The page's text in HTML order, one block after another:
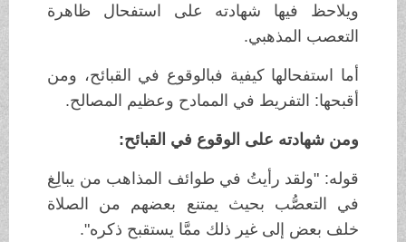
ويلاحظ فيها شهادته على استفحال ظاهرة
التعصب المذهبي.
أما استفحالها كيفية فبالوقوع في القبائح، ومن
أقبحها: التفريط في الممادح وعظيم المصالح.
ومن شهادته على الوقوع في القبائح:
قوله: "ولقد رأيتُ في طوائف المذاهب من يبالِغ
في التعصُّب بحيث يمتنع بعضهم من الصلاة
خلف بعض إلى غير ذلك ممَّا يستقبح ذكره".